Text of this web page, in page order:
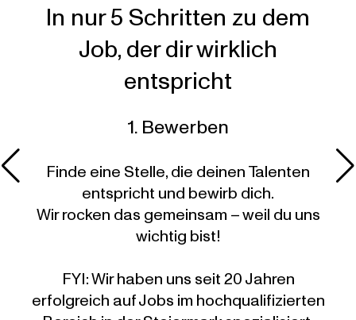
In nur 5 Schritten zu dem
Job, der dir wirklich
entspricht
1. Bewerben
Finde eine Stelle, die deinen Talenten
entspricht und bewirb dich.
Wir rocken das gemeinsam – weil du uns
wichtig bist!
FYI: Wir haben uns seit 20 Jahren
erfolgreich auf Jobs im hochqualifizierten